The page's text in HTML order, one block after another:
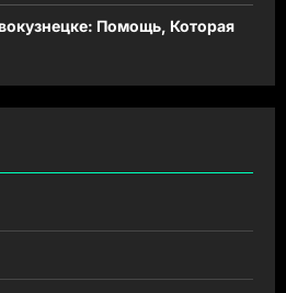
Помощь, Которая